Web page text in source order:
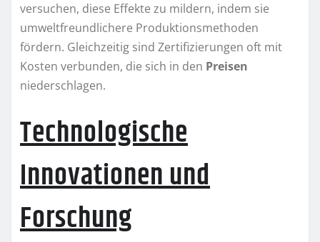
versuchen, diese Effekte zu mildern, indem sie
umweltfreundlichere Produktionsmethoden
fördern. Gleichzeitig sind Zertifizierungen oft mit
Kosten verbunden, die sich in den Preisen
niederschlagen.
Technologische
Innovationen und
Forschung